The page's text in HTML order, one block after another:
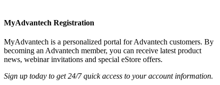
MyAdvantech Registration
MyAdvantech is a personalized portal for Advantech customers. By
becoming an Advantech member, you can receive latest product
news, webinar invitations and special eStore offers.
Sign up today to get 24/7 quick access to your account information.